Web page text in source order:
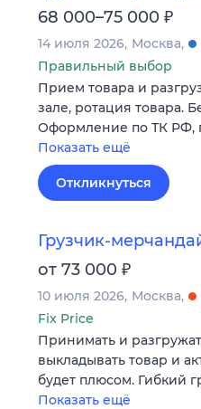
68 000–75 000 ₽
14 июля 2026 Москва
Правильный выбор
Прием товара и
зале, ротация товара.
Оформление по ТК РФ,
Показать ещё
Откликнуться
Грузчик-
от 73 000 ₽
10 июля 2026 Москва
Fix Price
Принимать и
выкладывать товар и
будет плюсом. Гибкий
Показать ещё